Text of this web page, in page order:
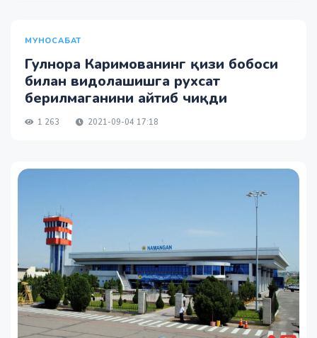
МУНОСАБАТ
Гулнора Каримованинг қизи бобоси
билан видолашишга рухсат
берилмаганини айтиб чиқди
1 263 2021-09-04 17:18